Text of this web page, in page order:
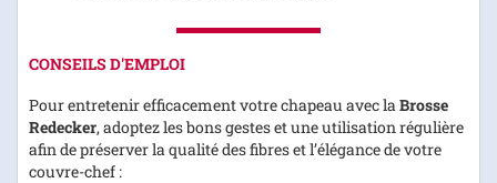
CONSEILS D'EMPLOI
Pour entretenir efficacement votre chapeau avec laBrosse
Redecker, adoptez les bons gestes et une utilisation régulière
afin de préserver la qualité des fibres et l’élégance de votre
couvre-chef :